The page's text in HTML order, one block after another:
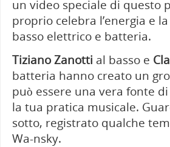
un video speciale di questo
proprio celebra l’energia e
basso elettrico e batteria.
Tiziano Zanotti al basso e
batteria hanno creato un
può essere una vera fonte
la tua pratica musicale.
sotto, registrato qualche
Wa-nsky.